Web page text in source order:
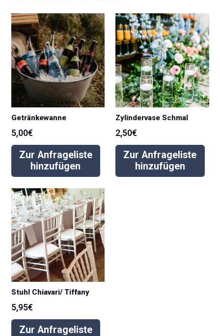
Getränkewanne
5,00€
Zur Anfrageliste
hinzufügen
Zylindervase Schmal
2,50€
Zur Anfrageliste
hinzufügen
Stuhl Chiavari/ Tiffany
5,95€
Zur Anfrageliste